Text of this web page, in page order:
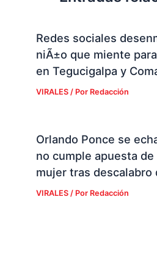
Redes sociales
niÃ±o que miente
en Tegucigalpa y
VIRALES/ Por Redacción
Orlando Ponce se
no cumple apuesta
mujer tras descalabro
VIRALES/ Por Redacción